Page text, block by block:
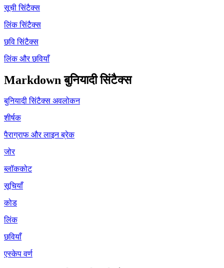
सूची सिंटैक्स
लिंक सिंटैक्स
छवि सिंटैक्स
लिंक और छवियाँ
Markdown बुनियादी सिंटैक्स
बुनियादी सिंटैक्स अवलोकन
शीर्षक
पैराग्राफ और लाइन ब्रेक
जोर
ब्लॉककोट
सूचियाँ
कोड
लिंक
छवियाँ
एस्केप वर्ण